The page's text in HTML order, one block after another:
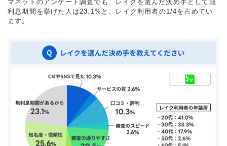
マネットのアンケート調査でも、レイクを選んだ決め手として無
利息期間を挙げた人は23.1%と、レイク利用者の1/4を占めてい
ます。